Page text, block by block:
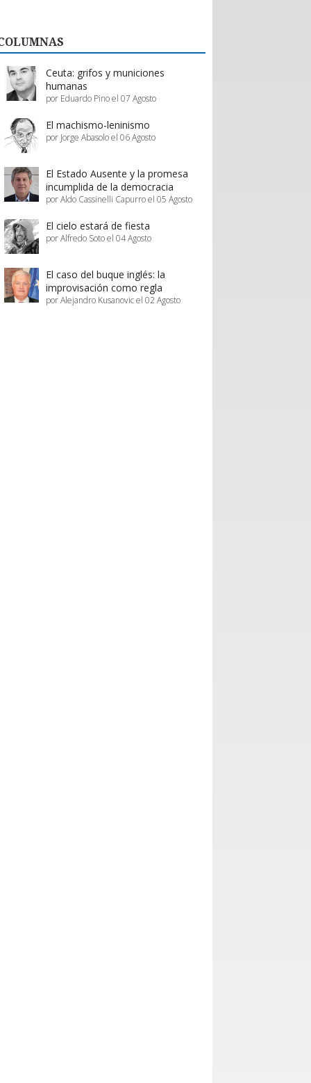
Estos esfuerzos deben ser acompañados y
pública y programas de promoción eficientes de
parte de Sernatur.
Ceuta: grifos y municiones
humanas
por Eduardo Pino el 07 Agosto
El machismo-leninismo
por Jorge Abasolo el 06 Agosto
El Estado Ausente y la promesa
incumplida de la democracia
por Aldo Cassinelli Capurro el 05 Agosto
El cielo estará de fiesta
por Alfredo Soto el 04 Agosto
El caso del buque inglés: la
improvisación como regla
por Alejandro Kusanovic el 02 Agosto